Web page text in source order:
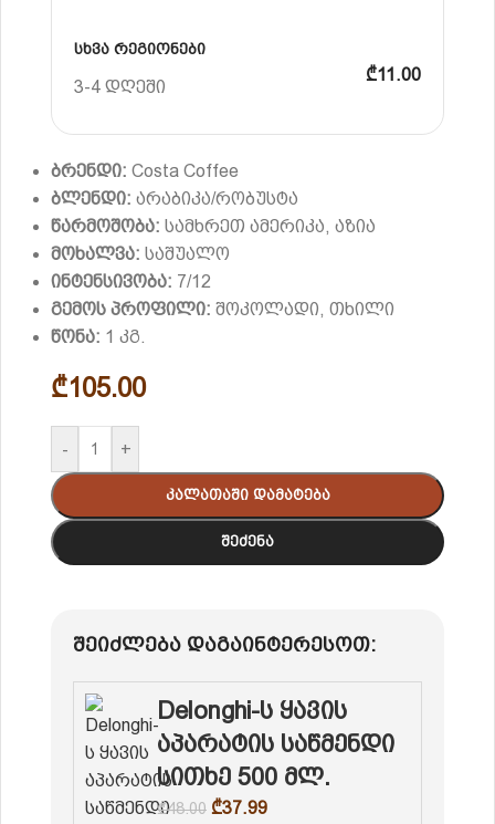
სხვა რეგიონები
3-4 დღეში
₾11.00
ბრენდი: Costa Coffee
ბლენდი: არაბიკა/რობუსტა
წარმოშობა: სამხრეთ ამერიკა, აზია
მოხალვა: საშუალო
ინტენსივობა: 7/12
გემოს პროფილი: შოკოლადი, თხილი
წონა: 1 კგ.
₾105.00
- +
Კალათაში Დამატება
Შეძენა
შეიძლება დაგაინტერესოთ:
Delonghi-ს ყავის
აპარატის საწმენდი
სითხე 500 მლ.
₾48.00 ₾37.99